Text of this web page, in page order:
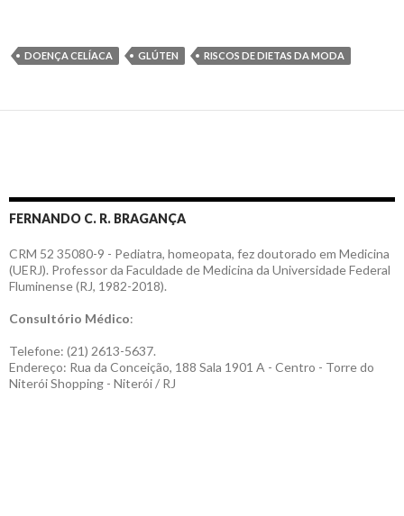
DOENÇA CELÍACA GLÚTEN RISCOS DE DIETAS DA MODA
FERNANDO C. R. BRAGANÇA
CRM 52 35080-9 - Pediatra, homeopata, fez doutorado em Medicina
(UERJ). Professor da Faculdade de Medicina da Universidade Federal
Fluminense (RJ, 1982-2018).
Consultório Médico:
Telefone: (21) 2613-5637.
Endereço: Rua da Conceição, 188 Sala 1901 A - Centro - Torre do
Niterói Shopping - Niterói / RJ